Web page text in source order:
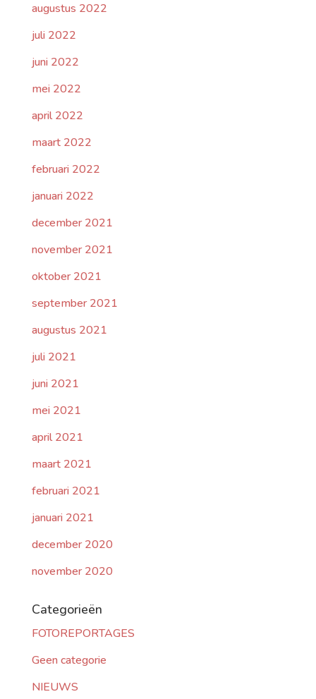
augustus 2022
juli 2022
juni 2022
mei 2022
april 2022
maart 2022
februari 2022
januari 2022
december 2021
november 2021
oktober 2021
september 2021
augustus 2021
juli 2021
juni 2021
mei 2021
april 2021
maart 2021
februari 2021
januari 2021
december 2020
november 2020
Categorieën
FOTOREPORTAGES
Geen categorie
NIEUWS